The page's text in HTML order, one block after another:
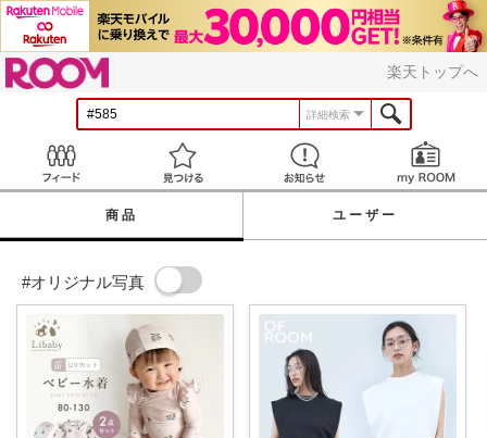
楽天トップへ
詳細検索
見つける お知らせ
商品 ユーザー
#オリジナル写真